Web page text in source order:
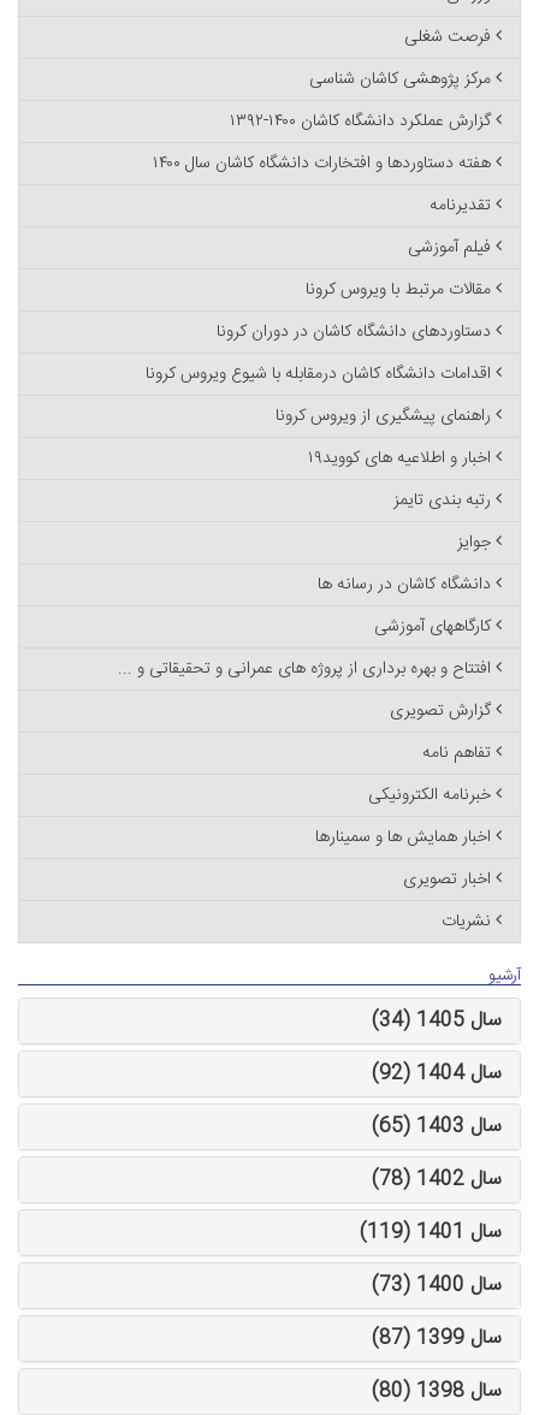
فرصت شغلی
مرکز پژوهشی کاشان شناسی
گزارش عملکرد دانشگاه کاشان ۱۴۰۰-۱۳۹۲
هفته دستاوردها و افتخارات دانشگاه کاشان سال ۱۴۰۰
تقدیرنامه
فیلم آموزشی
مقالات مرتبط با ویروس کرونا
دستاوردهای دانشگاه کاشان در دوران کرونا
اقدامات دانشگاه کاشان درمقابله با شیوع ویروس کرونا
راهنمای پیشگیری از ویروس کرونا
اخبار و اطلاعیه های کووید۱۹
رتبه بندی تایمز
جوایز
دانشگاه کاشان در رسانه ها
کارگاههای آموزشی
افتتاح و بهره برداری از پروژه های عمرانی و تحقیقاتی و ...
گزارش تصویری
تفاهم نامه
خبرنامه الکترونیکی
اخبار همایش ها و سمینارها
اخبار تصویری
نشریات
آرشیو
سال 1405 (34)
سال 1404 (92)
سال 1403 (65)
سال 1402 (78)
سال 1401 (119)
سال 1400 (73)
سال 1399 (87)
سال 1398 (80)